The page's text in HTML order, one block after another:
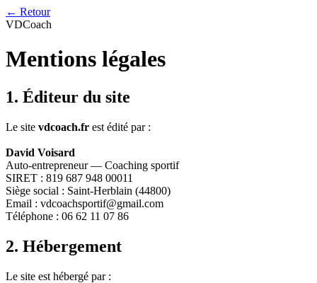
← Retour
VDCoach
Mentions légales
1. Éditeur du site
Le site vdcoach.fr est édité par :
David Voisard
Auto-entrepreneur — Coaching sportif
SIRET : 819 687 948 00011
Siège social : Saint-Herblain (44800)
Email : vdcoachsportif@gmail.com
Téléphone : 06 62 11 07 86
2. Hébergement
Le site est hébergé par :